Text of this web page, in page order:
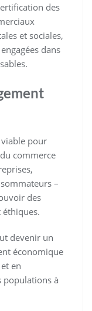
des
et sociales,
dans
pour
commerce
–
des
devenir un
économique
en
populations à